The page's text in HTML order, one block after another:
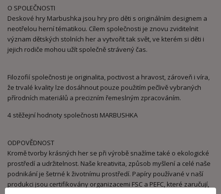
O SPOLEČNOSTI
Deskové hry Marbushka jsou hry pro děti s originálním designem a
neotřelou herní tématikou. Cílem společnosti je znovu zviditelnit
význam dětských stolních her a vytvořit tak svět, ve kterém si děti i
jejich rodiče mohou užít společně strávený čas.
Filozofií společnosti je originalita, poctivost a hravost, zároveň i víra,
že trvalé kvality lze dosáhnout pouze použitím pečlivě vybraných
přírodních materiálů a precizním řemeslným zpracováním.
4 stěžejní hodnoty společnosti MARBUSHKA
ODPOVĚDNOST
Kromě tvorby krásných her se při výrobě snažíme také o ekologické
prostředí a udržitelnost. Naše kreativita, způsob myšlení a celé naše
podnikání je šetrné k životnímu prostředí. Papíry používané v naší
produkci jsou certifikovány organizacemi FSC a PEFC, které zaručují,